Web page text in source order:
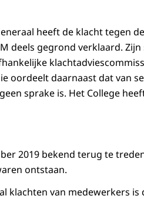
heeft de klacht tegen
deels gegrond verklaard. Zijn
oordeelt daarnaast dat van
sprake is. Het College
2019 bekend terug te
ontstaan.
klachten van medewerkers